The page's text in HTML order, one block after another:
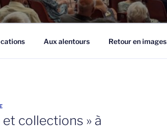
Aux alentours Retour en images
collections » à